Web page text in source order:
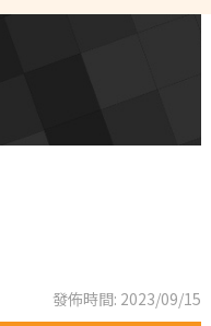
發佈時間: 2023/09/15